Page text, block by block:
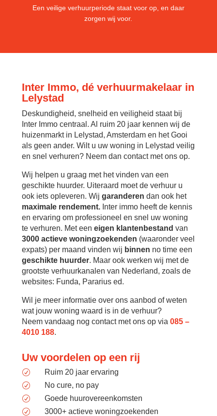
Een veilige verhuurperiode staat voor op, en daar
zorgen wij voor.
Inter Immo, dé verhuurmakelaar in
Lelystad
Deskundigheid, snelheid en veiligheid staat bij
Inter Immo centraal. Al ruim 20 jaar kennen wij de
huizenmarkt in Lelystad, Amsterdam en het Gooi
als geen ander. Wilt u uw woning in Lelystad veilig
en snel verhuren? Neem dan contact met ons op.
Wij helpen u graag met het vinden van een
geschikte huurder. Uiteraard moet de verhuur u
ook iets opleveren. Wij garanderen dan ook het
maximale rendement.Inter immo heeft de kennis
en ervaring om professioneel en snel uw woning
te verhuren. Met een eigen klantenbestand van
3000 actieve woningzoekenden (waaronder veel
expats) per maand vinden wij binnen no time een
geschikte huurder. Maar ook werken wij met de
grootste verhuurkanalen van Nederland, zoals de
websites: Funda, Pararius ed.
Wil je meer informatie over ons aanbod of weten
wat jouw woning waard is in de verhuur?
Neem vandaag nog contact met ons op via 085 –
4010 188.
Uw voordelen op een rij
R Ruim 20 jaar ervaring
R No cure, no pay
R Goede huurovereenkomsten
R 3000+ actieve woningzoekenden